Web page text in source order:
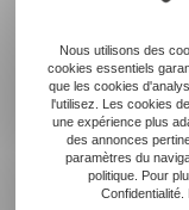
besoin. Il peut
nécessaires au fil
à la pérennité de
expert garantit que
compte. Vous
bien installée, mais
présence d’un
maximiser et
Nous utilisons des
cookies essentiels
que les cookies
l'utilisez. Les cookies
une expérience plus
des annonces
paramètres du
politique. Pour